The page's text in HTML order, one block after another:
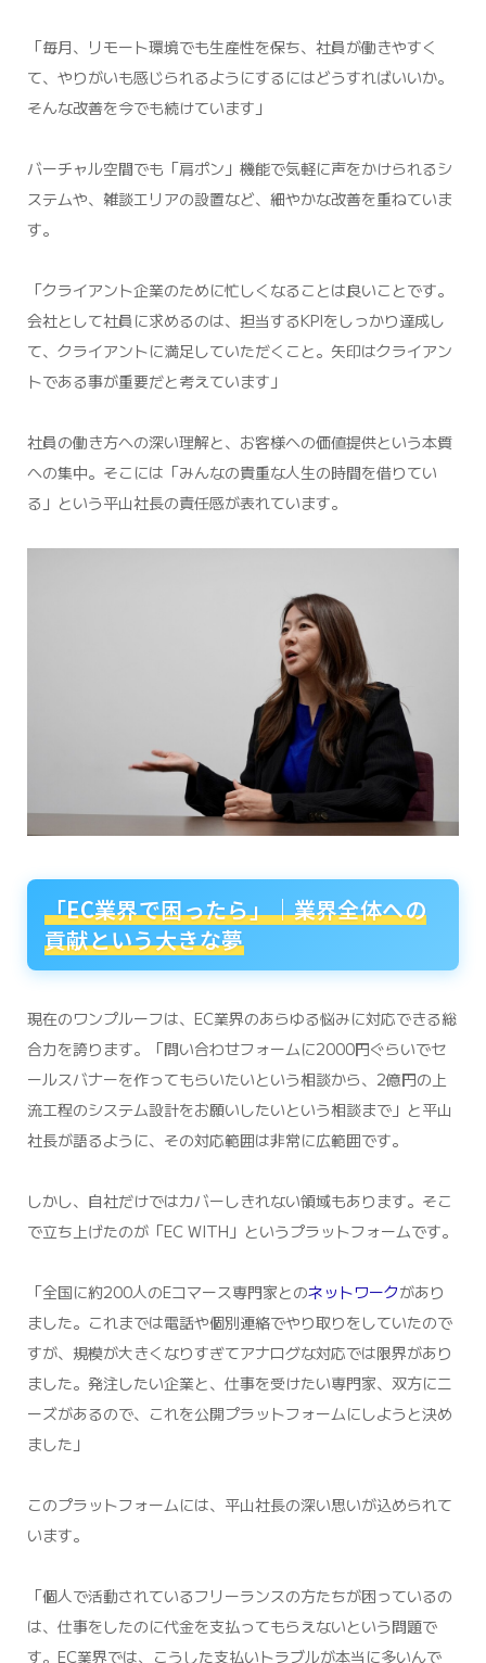
「毎月、リモート環境でも生産性を保ち、社員が働きやすく
て、やりがいも感じられるようにするにはどうすればいいか。
そんな改善を今でも続けています」
バーチャル空間でも「肩ポン」機能で気軽に声をかけられるシ
ステムや、雑談エリアの設置など、細やかな改善を重ねていま
す。
「クライアント企業のために忙しくなることは良いことです。
会社として社員に求めるのは、担当するKPIをしっかり達成し
て、クライアントに満足していただくこと。矢印はクライアン
トである事が重要だと考えています」
社員の働き方への深い理解と、お客様への価値提供という本質
への集中。そこには「みんなの貴重な人生の時間を借りてい
る」という平山社長の責任感が表れています。
「EC業界で困ったら」｜業界全体への
貢献という大きな夢
現在のワンプルーフは、EC業界のあらゆる悩みに対応できる総
合力を誇ります。「問い合わせフォームに2000円ぐらいでセ
ールスバナーを作ってもらいたいという相談から、2億円の上
流工程のシステム設計をお願いしたいという相談まで」と平山
社長が語るように、その対応範囲は非常に広範囲です。
しかし、自社だけではカバーしきれない領域もあります。そこ
で立ち上げたのが「EC WITH」というプラットフォームです。
「全国に約200人のEコマース専門家とのネットワークがあり
ました。これまでは電話や個別連絡でやり取りをしていたので
すが、規模が大きくなりすぎてアナログな対応では限界があり
ました。発注したい企業と、仕事を受けたい専門家、双方にニ
ーズがあるので、これを公開プラットフォームにしようと決め
ました」
このプラットフォームには、平山社長の深い思いが込められて
います。
「個人で活動されているフリーランスの方たちが困っているの
は、仕事をしたのに代金を支払ってもらえないという問題で
す。EC業界では、こうした支払いトラブルが本当に多いんで